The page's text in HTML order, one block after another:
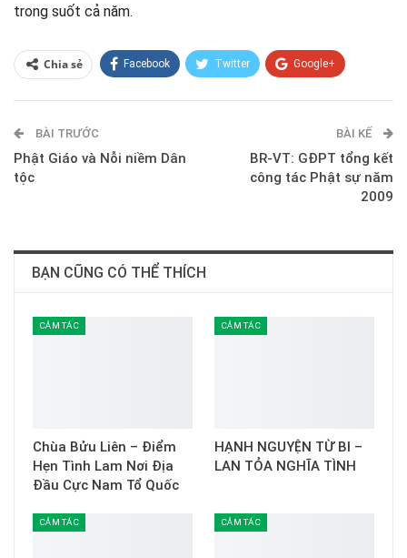
trong suốt cả năm.
Chia sẻ Facebook Twitter Google+
E-mail
BÀI TRƯỚC
Phật Giáo và Nỗi niềm Dân
tộc
BÀI KẾ
BR-VT: GĐPT tổng kết
công tác Phật sự năm
2009
BẠN CŨNG CÓ THỂ THÍCH
CẢM TÁC
Chùa Bửu Liên – Điểm
Hẹn Tình Lam Nơi Địa
Đầu Cực Nam Tổ Quốc
CẢM TÁC
HẠNH NGUYỆN TỪ BI –
LAN TỎA NGHĨA TÌNH
CẢM TÁC CẢM TÁC